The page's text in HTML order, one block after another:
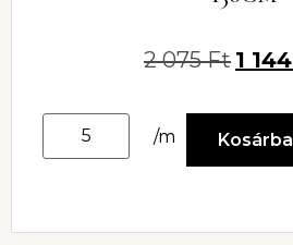
2 075Ft 1 144
/m